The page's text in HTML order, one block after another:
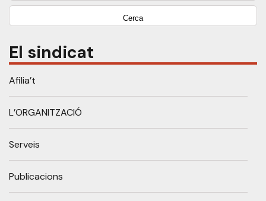
El sindicat
Afilia’t
L’ORGANITZACIÓ
Serveis
Publicacions